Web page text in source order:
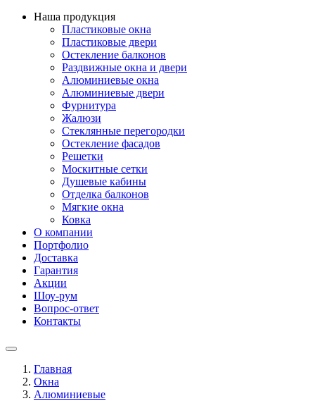
Наша продукция
Пластиковые окна
Пластиковые двери
Остекление балконов
Раздвижные окна и двери
Алюминиевые окна
Алюминиевые двери
Фурнитура
Жалюзи
Стеклянные перегородки
Остекление фасадов
Решетки
Москитные сетки
Душевые кабины
Отделка балконов
Мягкие окна
Ковка
О компании
Портфолио
Доставка
Гарантия
Акции
Шоу-рум
Вопрос-ответ
Контакты
Главная
Окна
Алюминиевые